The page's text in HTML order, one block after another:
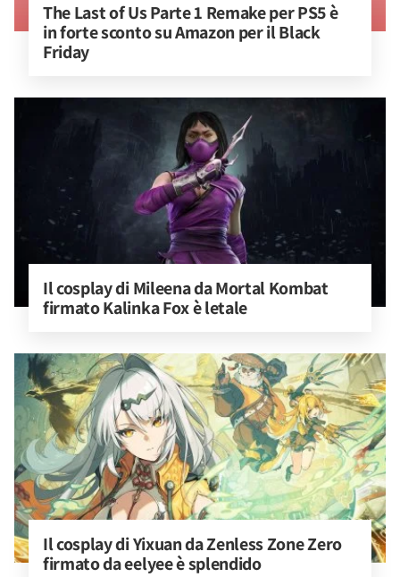
The Last of Us Parte 1 Remake per PS5 è
in forte sconto su Amazon per il Black
Friday
Il cosplay di Mileena da Mortal Kombat
firmato Kalinka Fox è letale
Il cosplay di Yixuan da Zenless Zone Zero
firmato da eelyee è splendido